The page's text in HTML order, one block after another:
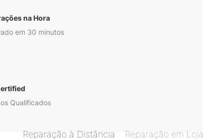
na Hora
em 30 minutos
Qualificados
Reparação à Distância Reparação em Loja